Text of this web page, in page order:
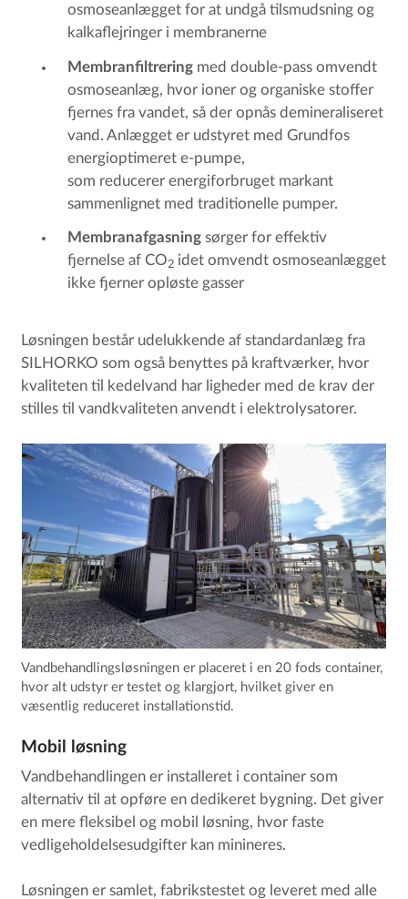
osmoseanlægget for at undgå tilsmudsning og
kalkaflejringer i membranerne
Membranfiltreringmed double-pass omvendt
osmoseanlæg, hvor ioner og organiske stoffer
fjernes fra vandet, så der opnås demineraliseret
vand. Anlægget er udstyret med Grundfos
energioptimeret e-pumpe,
som reducerer energiforbruget markant
sammenlignet med traditionelle pumper.
Membranafgasningsørger for effektiv
fjernelse af CO2 idet omvendt osmoseanlægget
ikke fjerner opløste gasser
Løsningen består udelukkende af standardanlæg fra
SILHORKO som også benyttes på kraftværker, hvor
kvaliteten til kedelvand har ligheder med de krav der
stilles til vandkvaliteten anvendt i elektrolysatorer.
Vandbehandlingsløsningen er placeret i en 20 fods container,
hvor alt udstyr er testet og klargjort, hvilket giver en
væsentlig reduceret installationstid.
Mobil løsning
Vandbehandlingen er installeret i container som
alternativ til at opføre en dedikeret bygning. Det giver
en mere fleksibel og mobil løsning, hvor faste
vedligeholdelsesudgifter kan minineres.
Løsningen er samlet, fabrikstestet og leveret med alle